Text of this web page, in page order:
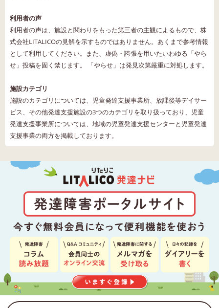
利用者の声
利用者の声は、施設と関わりをもった第三者の主観によるもので、株
式会社LITALICOの見解を示すものではありません。あくまで参考情報
として利用してください。また、虚偽・誇張を用いたいわゆる「やら
せ」投稿を固く禁じます。 「やらせ」は発見次第厳重に対処します。
施設カテゴリ
施設のカテゴリについては、児童発達支援事業所、放課後等デイサー
ビス、その他発達支援施設の3つのカテゴリを取り扱っており、児童
発達支援事業所については、地域の児童発達支援センターと児童発達
支援事業の両方を掲載しております。